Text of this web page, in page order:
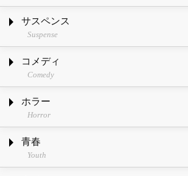
サスペンス
Suspense
コメディ
Comedy
ホラー
Horror
青春
Youth